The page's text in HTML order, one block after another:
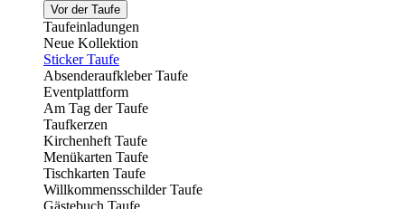
Vor der Taufe
Taufeinladungen
Neue Kollektion
Sticker Taufe
Absenderaufkleber Taufe
Eventplattform
Am Tag der Taufe
Taufkerzen
Kirchenheft Taufe
Menükarten Taufe
Tischkarten Taufe
Willkommensschilder Taufe
Gästebuch Taufe